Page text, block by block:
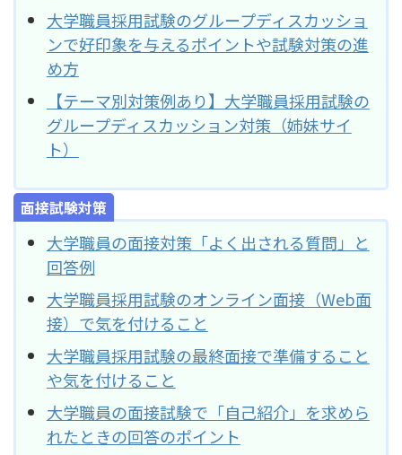
大学職員採用試験のグループディスカッショ
ンで好印象を与えるポイントや試験対策の進
め方
【テーマ別対策例あり】大学職員採用試験の
グループディスカッション対策（姉妹サイ
ト）
面接試験対策
大学職員の面接対策「よく出される質問」と
回答例
大学職員採用試験のオンライン面接（Web面
接）で気を付けること
大学職員採用試験の最終面接で準備すること
や気を付けること
大学職員の面接試験で「自己紹介」を求めら
れたときの回答のポイント